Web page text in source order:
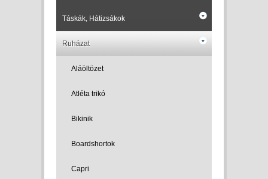
Táskák, Hátizsákok
Ruházat
Aláöltözet
Atléta trikó
Bikinik
Boardshortok
Capri